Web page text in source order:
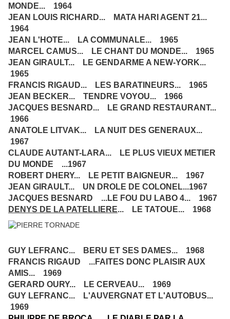
MONDE... 1964
JEAN LOUIS RICHARD... MATA HARI AGENT 21...
1964
JEAN L'HOTE... LA COMMUNALE... 1965
MARCEL CAMUS... LE CHANT DU MONDE... 1965
JEAN GIRAULT... LE GENDARME A NEW-YORK...
1965
FRANCIS RIGAUD... LES BARATINEURS... 1965
JEAN BECKER... TENDRE VOYOU... 1966
JACQUES BESNARD... LE GRAND RESTAURANT...
1966
ANATOLE LITVAK... LA NUIT DES GENERAUX...
1967
CLAUDE AUTANT-LARA... LE PLUS VIEUX METIER
DU MONDE ...1967
ROBERT DHERY... LE PETIT BAIGNEUR... 1967
JEAN GIRAULT... UN DROLE DE COLONEL...1967
JACQUES BESNARD ...LE FOU DU LABO 4... 1967
DENYS DE LA PATELLIERE... LE TATOUE... 1968
GUY LEFRANC... BERU ET SES DAMES... 1968
FRANCIS RIGAUD ...FAITES DONC PLAISIR AUX
AMIS... 1969
GERARD OURY... LE CERVEAU... 1969
GUY LEFRANC... L'AUVERGNAT ET L'AUTOBUS...
1969